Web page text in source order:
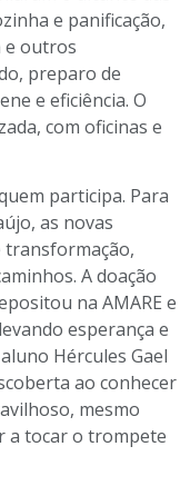
e panificação,
e outros
preparo de
e eficiência. O
com oficinas e
participa. Para
as novas
transformação,
A doação
na AMARE e
esperança e
Hércules Gael
ao conhecer
mesmo
a tocar o trompete